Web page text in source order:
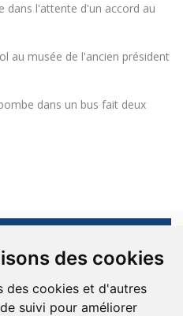
des cookies
des cookies et d'autres
suivi pour améliorer
dans l'attente d'un accord au
au musée de l'ancien président
dans un bus fait deux
droits sont réservés.